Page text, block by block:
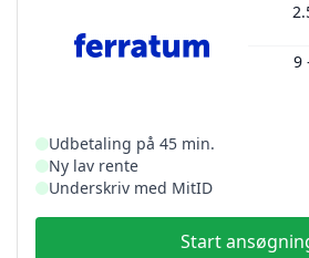
9
Udbetaling på 45 min.
Ny lav rente
Underskriv med MitID
Start